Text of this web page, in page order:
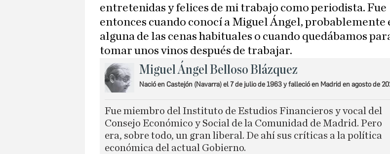
entretenidas y felices de mi trabajo como periodista. Fue
entonces cuando conocí a Miguel Ángel, probablemente
alguna de las cenas habituales o cuando quedábamos
tomar unos vinos después de trabajar.
Miguel Ángel Belloso Blázquez
Nació en Castejón (Navarra) el 7 de julio de 1963 y falleció en Madrid en agosto de
Fue miembro del Instituto de Estudios Financieros y vocal del
Consejo Económico y Social de la Comunidad de Madrid. Pero
era, sobre todo, un gran liberal. De ahí sus críticas a la política
económica del actual Gobierno.